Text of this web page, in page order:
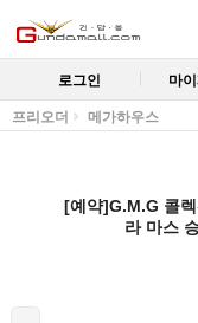
로그인 마
프리오더 메가하우스
[예약]G.M.G 콜
라 마스